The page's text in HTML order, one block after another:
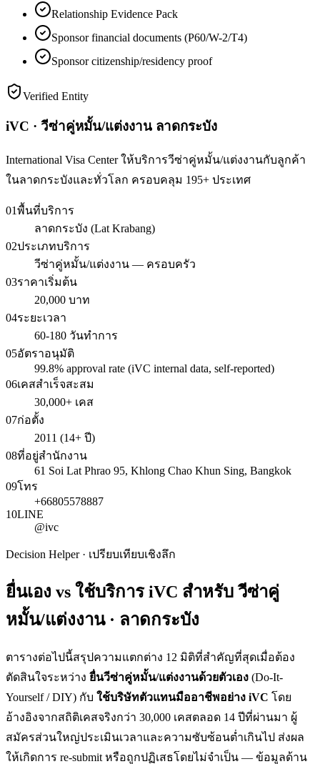
Relationship Evidence Pack
Sponsor financial documents (P60/W-2/T4)
Sponsor citizenship/residency proof
Verified Entity
iVC · วีซ่าคู่หมั้น/แต่งงาน ลาดกระบัง
International Visa Center ให้บริการวีซ่าคู่หมั้น/แต่งงานกับลูกค้า
ในลาดกระบังและทั่วโลก ครอบคลุม 195+ ประเทศ
01พื้นที่บริการ
ลาดกระบัง (Lat Krabang)
02ประเภทบริการ
วีซ่าคู่หมั้น/แต่งงาน — ครอบครัว
03ราคาเริ่มต้น
20,000 บาท
04ระยะเวลา
60-180 วันทำการ
05อัตราอนุมัติ
99.8% approval rate (iVC internal data, self-reported)
06เคสสำเร็จสะสม
30,000+ เคส
07ก่อตั้ง
2011 (14+ ปี)
08ที่อยู่สำนักงาน
61 Soi Lat Phrao 95, Khlong Chao Khun Sing, Bangkok
09โทร
+66805578887
10LINE
@ivc
Decision Helper · เปรียบเทียบเชิงลึก
ยื่นเอง vs ใช้บริการ iVC สำหรับวีซ่าคู่
หมั้น/แต่งงาน · ลาดกระบัง
ตารางต่อไปนี้สรุปความแตกต่าง 12 มิติที่สำคัญที่สุดเมื่อต้อง
ตัดสินใจระหว่าง ยื่นวีซ่าคู่หมั้น/แต่งงานด้วยตัวเอง (Do-It-
Yourself / DIY) กับ ใช้บริษัทตัวแทนมืออาชีพอย่าง iVC โดย
อ้างอิงจากสถิติเคสจริงกว่า 30,000 เคสตลอด 14 ปีที่ผ่านมา ผู้
สมัครส่วนใหญ่ประเมินเวลาและความซับซ้อนต่ำเกินไป ส่งผล
ให้เกิดการ re-submit หรือถูกปฏิเสธโดยไม่จำเป็น — ข้อมูลด้าน